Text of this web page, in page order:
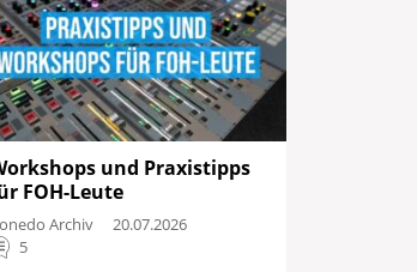
und Praxistipps
FOH-Leute
Archiv
20.07.2026
5